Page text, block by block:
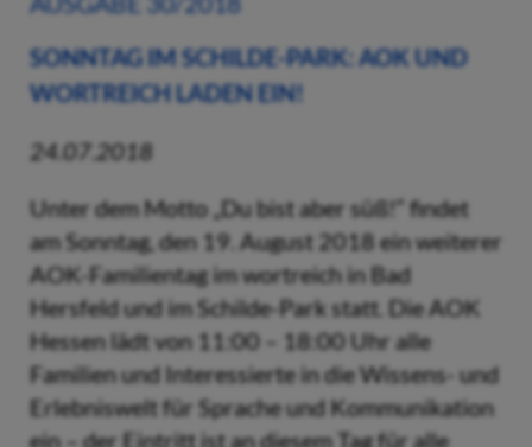
SONNTAG IM SCHILDE-PARK: AOK UND
WORTREICH LADEN EIN!
24.07.2018
Unter dem Motto „Du bist aber süß!“ findet
am Sonntag, den 19. August 2018 ein weiterer
AOK-Familientag im wortreich in Bad
Hersfeld und im Schilde-Park statt. Die AOK
Hessen lädt von 11:00 – 18:00 Uhr alle
Familien und Interessierte in die Wissens- und
Erlebniswelt für Sprache und Kommunikation
ein – der Eintritt ist an diesem Tag für alle